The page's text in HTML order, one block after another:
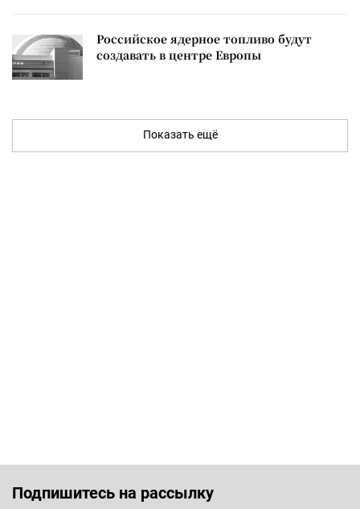
Российское ядерное топливо будут
создавать в центре Европы
Показать ещё
Подпишитесь на рассылку